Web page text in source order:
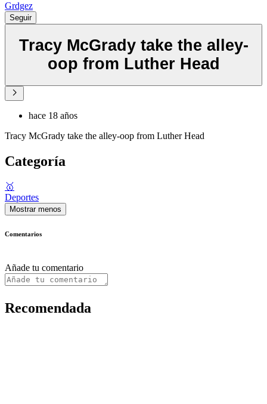
Grdgez
Seguir
Tracy McGrady take the alley-
oop from Luther Head
hace 18 años
Tracy McGrady take the alley-oop from Luther Head
Categoría
🥇
Deportes
Mostrar menos
Comentarios
Añade tu comentario
Recomendada